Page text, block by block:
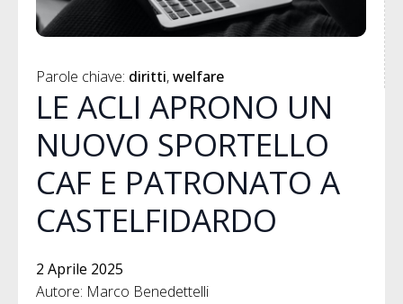
Parole chiave: diritti welfare
LE ACLI APRONO UN
NUOVO SPORTELLO
CAF E PATRONATO A
CASTELFIDARDO
2 Aprile 2025
Autore: Marco Benedettelli